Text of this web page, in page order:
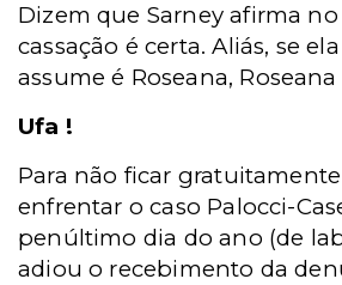
Dizem que Sarney afirma
cassação é certa. Aliás, se
assume é Roseana, Roseana
Ufa !
Para não ficar
enfrentar o caso Palocci-
penúltimo dia do ano (de
adiou o recebimento da